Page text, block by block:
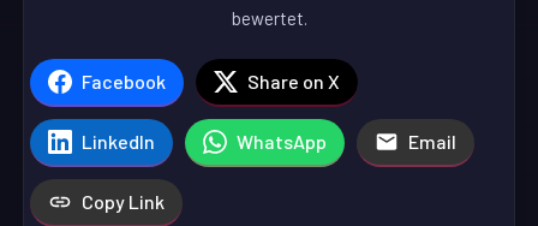
bewertet.
Facebook Share on X
LinkedIn WhatsApp Email
Copy Link